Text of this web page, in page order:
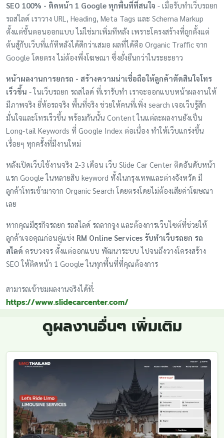
SEO 100% - ติดหน้า 1 Google ทุกพื้นที่ที่สนใจ - เมื่อรับทำเว็บรถยก
รถสไลด์ เราวาง URL, Heading, Meta Tags และ Schema Markup
ตั้งแต่ขั้นตอนออกแบบ ไม่ใช่มาเพิ่มทีหลัง เพราะโครงสร้างที่ถูกตั้งแต่
ต้นสู้กับเว็บที่แก้ทีหลังได้ดีกว่าเสมอ ผลที่ได้คือ Organic Traffic จาก
Google โดยตรง ไม่ต้องพึ่งโฆษณา ซึ่งยั่งยืนกว่าในระยะยาว
หน้าผลงานการยกรถ - สร้างความน่าเชื่อถือให้ลูกค้าตัดสินใจโทร
เร็วขึ้น - ในเว็บรถยก รถสไลด์ ที่เรารับทำ เราจะออกแบบหน้าผลงานให้
มีภาพจริง ยี่ห้อรถจริง พื้นที่จริง ช่วยให้คนที่เพิ่ง search เจอเว็บรู้สึก
มั่นใจและโทรเร็วขึ้น พร้อมกันนั้น Content ในแต่ละผลงานยังเป็น
Long-tail Keywords ที่ Google Index ต่อเนื่อง ทำให้เว็บแกร่งขึ้น
เรื่อยๆ ทุกครั้งที่มีงานใหม่
หลังเปิดเว็บใช้งานจริง 2-3 เดือน เว็บ Slide Car Center ติดอันดับหน้า
แรก Google ในหลายสิบ keyword ทั้งในกรุงเทพและต่างจังหวัด มี
ลูกค้าโทรเข้ามาจาก Organic Search โดยตรงโดยไม่ต้องเสียค่าโฆษณา
เลย
หากคุณมีธุรกิจรถยก รถสไลด์ รถลากจูง และต้องการเว็บไซต์ที่ช่วยให้
ลูกค้าเจอคุณก่อนคู่แข่ง RM Online Services รับทำเว็บรถยก รถ
สไลด์ ครบวงจร ตั้งแต่ออกแบบ พัฒนาระบบ ไปจนถึงวางโครงสร้าง
SEO ให้ติดหน้า 1 Google ในทุกพื้นที่ที่คุณต้องการ
สามารถเข้าชมผลงานจริงได้ที่:
https://www.slidecarcenter.com/
ดูผลงานอื่นๆ เพิ่มเติม